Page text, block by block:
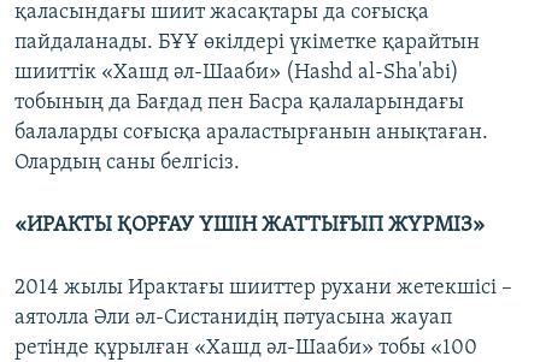
қаласындағы шиит жасақтары да соғысқа
пайдаланады. БҰҰ өкілдері үкіметке қарайтын
шииттік «Хашд әл-Шааби» (Hashd al-Sha'abi)
тобының да Бағдад пен Басра қалаларындағы
балаларды соғысқа араластырғанын анықтаған.
Олардың саны белгісіз.
«ИРАКТЫ ҚОРҒАУ ҮШІН ЖАТТЫҒЫП ЖҮРМІЗ»
2014 жылы Ирактағы шииттер рухани жетекшісі –
аятолла Әли әл-Систанидің пәтуасына жауап
ретінде құрылған «Хашд әл-Шааби» тобы «100